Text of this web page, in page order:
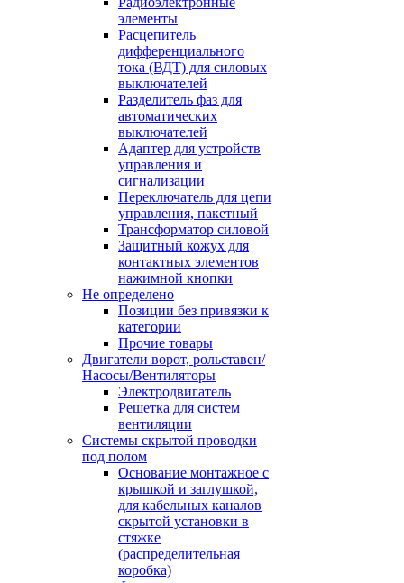
элементы
Расцепитель
дифференциального
тока (ВДТ) для силовых
выключателей
Разделитель фаз для
автоматических
выключателей
Адаптер для устройств
управления и
сигнализации
Переключатель для цепи
управления, пакетный
Трансформатор силовой
Защитный кожух для
контактных элементов
нажимной кнопки
Не определено
Позиции без привязки к
категории
Прочие товары
Двигатели ворот, рольставен/
Насосы/Вентиляторы
Электродвигатель
Решетка для систем
вентиляции
Системы скрытой проводки
под полом
Основание монтажное с
крышкой и заглушкой,
для кабельных каналов
скрытой установки в
стяжке
(распределительная
коробка)